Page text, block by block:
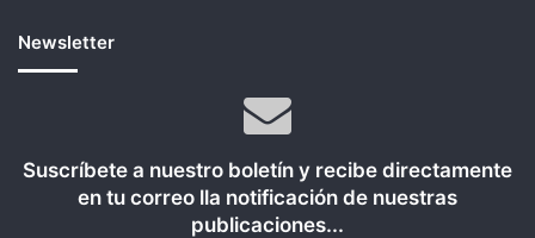
Newsletter
Suscríbete a nuestro boletín y recibe directamente
en tu correo lla notificación de nuestras
publicaciones...